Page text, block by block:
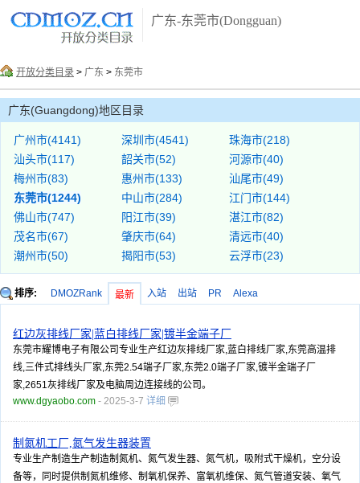
广东-东莞市(Dongguan)
开放分类目录 > 广东 > 东莞市
广东(Guangdong)地区目录
广州市(4141) 深圳市(4541)
珠海市(218)
汕头市(117)
韶关市(52)
河源市(40)
梅州市(83)
惠州市(133)
汕尾市(49)
东莞市(1244)
中山市(284)
江门市(144)
佛山市(747)
阳江市(39)
湛江市(82)
茂名市(67)
肇庆市(64)
清远市(40)
潮州市(50)
揭阳市(53) 云浮市(23)
排序: DMOZRank 最新 入站 出站 PR Alexa
红边灰排线厂家|蓝白排线厂家|镀半金端子厂
东莞市耀博电子有限公司专业生产红边灰排线厂家,蓝白排线厂家,东莞高温排
线,三件式排线头厂家,东莞2.54端子厂家,东莞2.0端子厂家,镀半金端子厂
家,2651灰排线厂家及电脑周边连接线的公司。
www.dgyaobo.com - 2025-3-7 详细
制氮机工厂,氮气发生器装置
专业生产制造生产制造制氮机、氮气发生器、氮气机，吸附式干燥机，空分设
备等，同时提供制氮机维修、制氧机保养、富氧机维保、氮气管道安装、氧气